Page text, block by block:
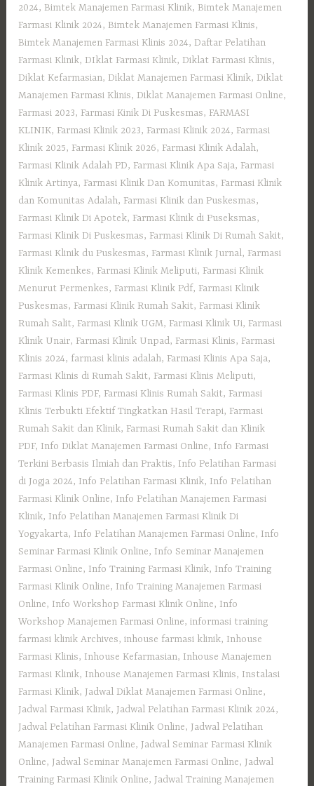
2024, Bimtek Manajemen Farmasi Klinik, Bimtek Manajemen
Farmasi Klinik 2024, Bimtek Manajemen Farmasi Klinis,
Bimtek Manajemen Farmasi Klinis 2024,Daftar Pelatihan
Farmasi Klinik,DIklat Farmasi Klinik,Diklat Farmasi Klinis,
Diklat Kefarmasian,Diklat Manajemen Farmasi Klinik,Diklat
Manajemen Farmasi Klinis,Diklat Manajemen Farmasi Online,
Farmasi 2023, Farmasi Kinik Di Puskesmas, FARMASI
KLINIK, Farmasi Klinik 2023, Farmasi Klinik 2024, Farmasi
Klinik 2025, Farmasi Klinik 2026, Farmasi Klinik Adalah,
Farmasi Klinik Adalah PD, Farmasi Klinik Apa Saja, Farmasi
Klinik Artinya, Farmasi Klinik Dan Komunitas, Farmasi Klinik
dan Komunitas Adalah, Farmasi Klinik dan Puskesmas,
Farmasi Klinik Di Apotek, Farmasi Klinik di Puseksmas,
Farmasi Klinik Di Puskesmas, Farmasi Klinik Di Rumah Sakit,
Farmasi Klinik du Puskesmas, Farmasi Klinik Jurnal, Farmasi
Klinik Kemenkes, Farmasi Klinik Meliputi, Farmasi Klinik
Menurut Permenkes, Farmasi Klinik Pdf, Farmasi Klinik
Puskesmas, Farmasi Klinik Rumah Sakit, Farmasi Klinik
Rumah Salit, Farmasi Klinik UGM, Farmasi Klinik Ui, Farmasi
Klinik Unair, Farmasi Klinik Unpad, Farmasi Klinis, Farmasi
Klinis 2024, farmasi klinis adalah, Farmasi Klinis Apa Saja,
Farmasi Klinis di Rumah Sakit, Farmasi Klinis Meliputi,
Farmasi Klinis PDF, Farmasi Klinis Rumah Sakit, Farmasi
Klinis Terbukti Efektif Tingkatkan Hasil Terapi, Farmasi
Rumah Sakit dan Klinik, Farmasi Rumah Sakit dan Klinik
PDF, Info Diklat Manajemen Farmasi Online, Info Farmasi
Terkini Berbasis Ilmiah dan Praktis, Info Pelatihan Farmasi
di Jogja 2024, Info Pelatihan Farmasi Klinik, Info Pelatihan
Farmasi Klinik Online, Info Pelatihan Manajemen Farmasi
Klinik, Info Pelatihan Manajemen Farmasi Klinik Di
Yogyakarta, Info Pelatihan Manajemen Farmasi Online, Info
Seminar Farmasi Klinik Online, Info Seminar Manajemen
Farmasi Online, Info Training Farmasi Klinik, Info Training
Farmasi Klinik Online, Info Training Manajemen Farmasi
Online, Info Workshop Farmasi Klinik Online, Info
Workshop Manajemen Farmasi Online,informasi training
farmasi klinik Archives,inhouse farmasi klinik, Inhouse
Farmasi Klinis, Inhouse Kefarmasian, Inhouse Manajemen
Farmasi Klinik, Inhouse Manajemen Farmasi Klinis, Instalasi
Farmasi Klinik, Jadwal Diklat Manajemen Farmasi Online,
Jadwal Farmasi Klinik, Jadwal Pelatihan Farmasi Klinik 2024,
Jadwal Pelatihan Farmasi Klinik Online, Jadwal Pelatihan
Manajemen Farmasi Online, Jadwal Seminar Farmasi Klinik
Online, Jadwal Seminar Manajemen Farmasi Online, Jadwal
Training Farmasi Klinik Online, Jadwal Training Manajemen